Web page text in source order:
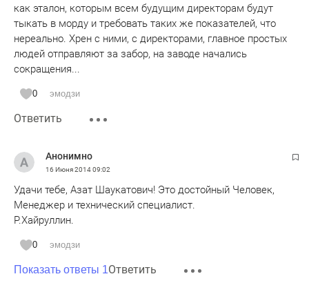
как эталон, которым всем будущим директорам будут
тыкать в морду и требовать таких же показателей, что
нереально. Хрен с ними, с директорами, главное простых
людей отправляют за забор, на заводе начались
сокращения...
0 эмодзи
Ответить
Анонимно
16 Июня 201409:02
Удачи тебе, Азат Шаукатович! Это достойный Человек,
Менеджер и технический специалист.
Р.Хайруллин.
0 эмодзи
Показать ответы 1Ответить